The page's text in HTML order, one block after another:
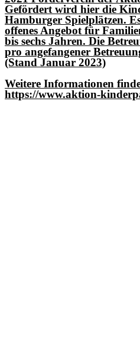
Gefördert wird hier die
Hamburger Spielplätzen.
offenes Angebot für
bis sechs Jahren. Die
pro angefangener
(Stand Januar 2023)
Weitere Informationen
https://www.aktion-